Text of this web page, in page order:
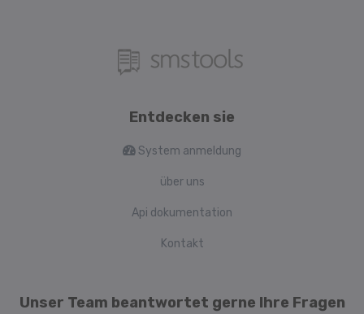
Entdecken sie
System anmeldung
über uns
Api dokumentation
Kontakt
Unser Team beantwortet gerne Ihre Fragen